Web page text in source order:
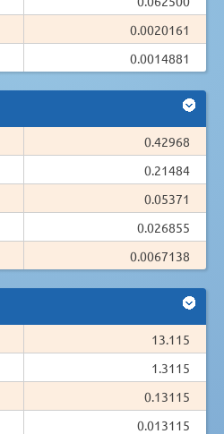
0.0020161
0.0014881
0.42968
0.21484
0.05371
0.026855
0.0067138
13.115
1.3115
0.13115
0.013115